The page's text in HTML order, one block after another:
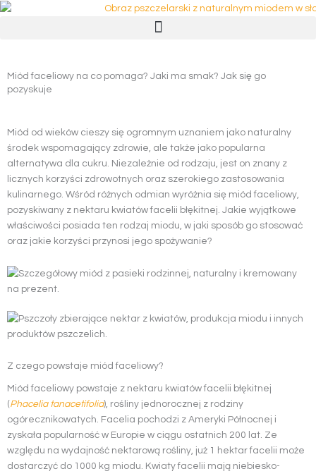
Przejdź
Miód faceliowy na co pomaga? Jaki ma smak? Jak się go
pozyskuje
Miód od wieków cieszy się ogromnym uznaniem jako naturalny
środek wspomagający zdrowie, ale także jako popularna
alternatywa dla cukru. Niezależnie od rodzaju, jest on znany z
licznych korzyści zdrowotnych oraz szerokiego zastosowania
kulinarnego. Wśród różnych odmian wyróżnia się miód faceliowy,
pozyskiwany z nektaru kwiatów facelii błękitnej. Jakie wyjątkowe
właściwości posiada ten rodzaj miodu, w jaki sposób go stosować
oraz jakie korzyści przynosi jego spożywanie?
Z czego powstaje miód faceliowy?
Miód faceliowy powstaje z nektaru kwiatów facelii błękitnej
(Phacelia tanacetifolia), rośliny jednorocznej z rodziny
ogórecznikowatych. Facelia pochodzi z Ameryki Północnej i
zyskała popularność w Europie w ciągu ostatnich 200 lat. Ze
względu na wydajność nektarową rośliny, już 1 hektar facelii może
dostarczyć do 1000 kg miodu. Kwiaty facelii mają niebiesko-